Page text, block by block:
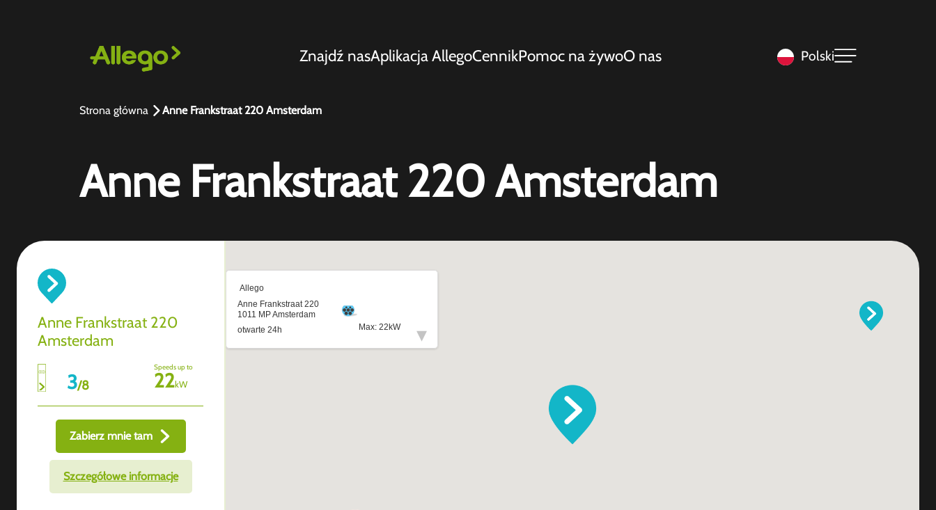
Znajdź nasAplikacja AllegoCennikPomoc na żywoO nas Polski
Strona główna Anne Frankstraat 220 Amsterdam
Anne Frankstraat 220 Amsterdam
Anne Frankstraat 220
Amsterdam
3/8
Speeds up to
22kW
Zabierz mnie tam
Szczegółowe informacje